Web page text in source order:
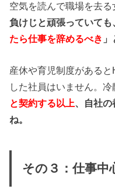
空気を読んで職場を去る
負けじと頑張っていて
たら仕事を辞めるべき
産休や育児制度がある
した社員はいません。冷
と契約する以上、自社の
ね。
その３：仕事中